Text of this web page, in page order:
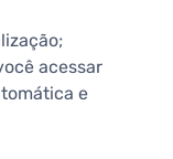
acessar
e